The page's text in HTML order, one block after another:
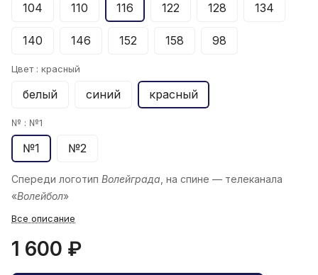
104 110 116 122 128 134
140 146 152 158 98
Цвет : красный
белый синий красный
№ : №1
№1 №2
Спереди логотип Волейграда, на спине — телеканала
«Волейбол»
Все описание
1 600 ₽